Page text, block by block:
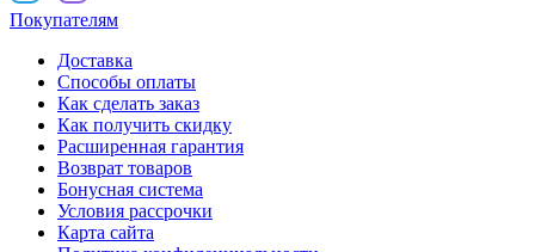
Покупателям
Доставка
Способы оплаты
Как сделать заказ
Как получить скидку
Расширенная гарантия
Возврат товаров
Бонусная система
Условия рассрочки
Карта сайта